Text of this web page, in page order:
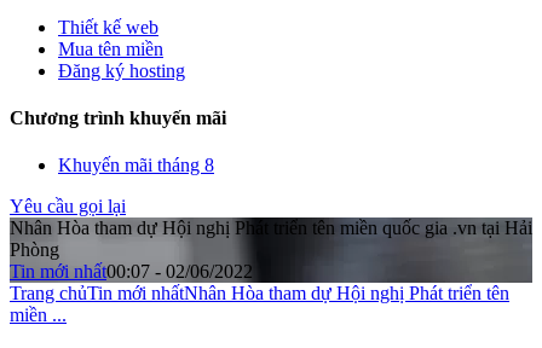
Thiết kế web
Mua tên miền
Đăng ký hosting
Chương trình khuyến mãi
Khuyến mãi tháng 8
Yêu cầu gọi lại
Nhân Hòa tham dự Hội nghị Phát triển tên miền quốc gia .vn tại Hải
Phòng
Tin mới nhất00:07 - 02/06/2022
Trang chủTin mới nhấtNhân Hòa tham dự Hội nghị Phát triển tên
miền ...